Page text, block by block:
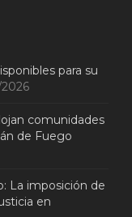
para su
comunidades
de Fuego
La imposición de
en